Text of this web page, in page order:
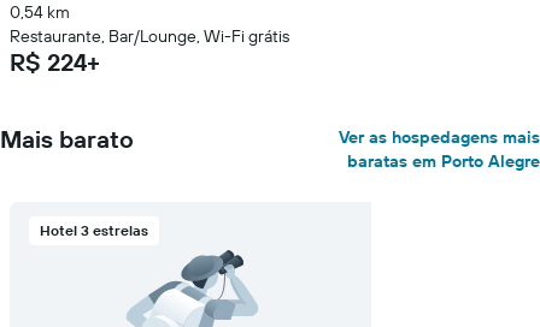
0,54 km
Restaurante, Bar/Lounge, Wi-Fi grátis
R$ 224+
Mais barato
Ver as hospedagens mais
baratas em Porto Alegre
Hotel 3 estrelas